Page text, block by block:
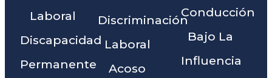
Laboral
Discapacidad
Permanente
Discriminación
Laboral
Acoso
Conducción
Bajo La
Influencia